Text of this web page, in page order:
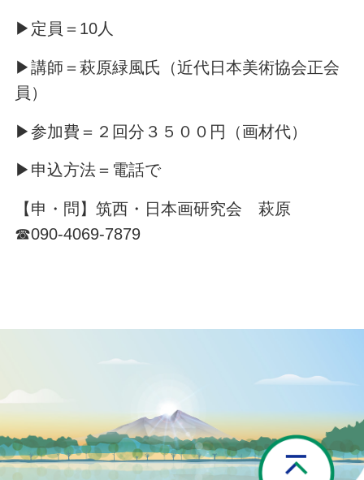
▶定員＝10人
▶講師＝萩原緑風氏（近代日本美術協会正会
員）
▶参加費＝２回分３５００円（画材代）
▶申込方法＝電話で
【申・問】筑西・日本画研究会 萩原
☎090-4069-7879